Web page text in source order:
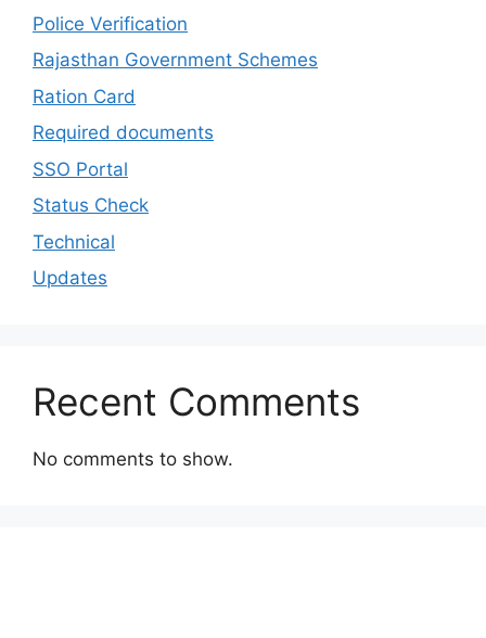
Police Verification
Rajasthan Government Schemes
Ration Card
Required documents
SSO Portal
Status Check
Technical
Updates
Recent Comments
No comments to show.